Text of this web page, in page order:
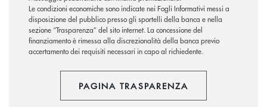
Le condizioni economiche sono indicate nei Fogli Informativi messi a
disposizione del pubblico presso gli sportelli della banca e nella
sezione “Trasparenza” del sito internet.La concessione del
finanziamento è rimessa alla discrezionalità della banca previo
accertamento dei requisiti necessari in capo al richiedente.
PAGINA TRASPARENZA